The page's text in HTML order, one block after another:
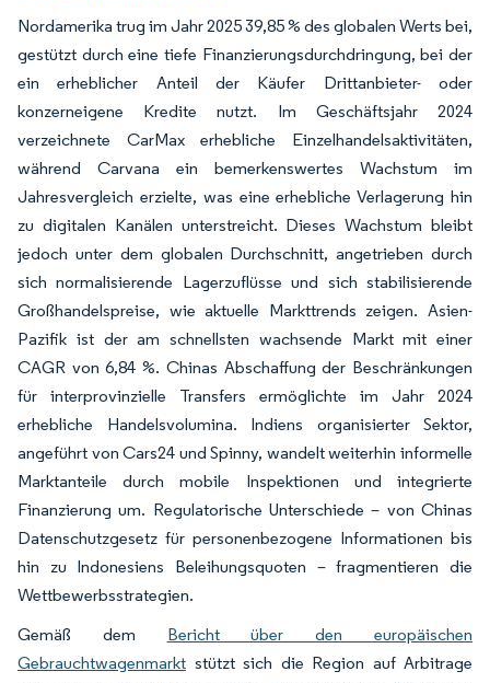
Nordamerika trug im Jahr 2025 39,85 % des globalen Werts bei,
gestützt durch eine tiefe Finanzierungsdurchdringung, bei der
ein erheblicher Anteil der Käufer Drittanbieter- oder
konzerneigene Kredite nutzt. Im Geschäftsjahr 2024
verzeichnete CarMax erhebliche Einzelhandelsaktivitäten,
während Carvana ein bemerkenswertes Wachstum im
Jahresvergleich erzielte, was eine erhebliche Verlagerung hin
zu digitalen Kanälen unterstreicht. Dieses Wachstum bleibt
jedoch unter dem globalen Durchschnitt, angetrieben durch
sich normalisierende Lagerzuflüsse und sich stabilisierende
Großhandelspreise, wie aktuelle Markttrends zeigen. Asien-
Pazifik ist der am schnellsten wachsende Markt mit einer
CAGR von 6,84 %. Chinas Abschaffung der Beschränkungen
für interprovinzielle Transfers ermöglichte im Jahr 2024
erhebliche Handelsvolumina. Indiens organisierter Sektor,
angeführt von Cars24 und Spinny, wandelt weiterhin informelle
Marktanteile durch mobile Inspektionen und integrierte
Finanzierung um. Regulatorische Unterschiede – von Chinas
Datenschutzgesetz für personenbezogene Informationen bis
hin zu Indonesiens Beleihungsquoten – fragmentieren die
Wettbewerbsstrategien.
Gemäß dem Bericht über den europäischen
Gebrauchtwagenmarkt stützt sich die Region auf Arbitrage